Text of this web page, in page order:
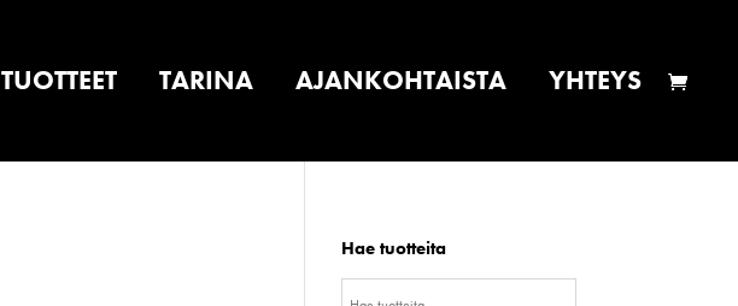
TUOTTEET TARINA AJANKOHTAISTA YHTEYS
Hae tuotteita